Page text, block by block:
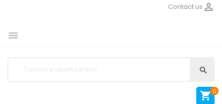

Contact us


 0